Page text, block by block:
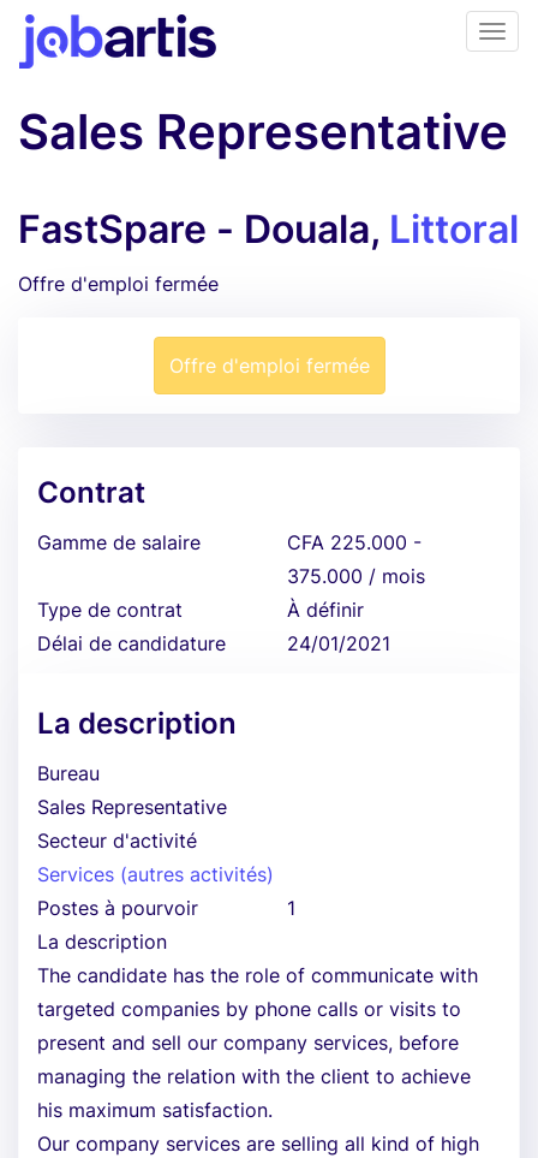
Sales Representative
FastSpare - Douala, Littoral
Offre d'emploi fermée
Offre d'emploi fermée
Contrat
Gamme de salaire
CFA 225.000 -
375.000 / mois
Type de contrat
À définir
Délai de candidature
24/01/2021
La description
Bureau
Sales Representative
Secteur d'activité
Services (autres activités)
Postes à pourvoir
1
La description
The candidate has the role of communicate with
targeted companies by phone calls or visits to
present and sell our company services, before
managing the relation with the client to achieve
his maximum satisfaction.
Our company services are selling all kind of high